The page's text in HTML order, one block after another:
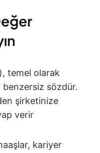
temel olarak
sözdür.
şirketinize
verir
kariyer